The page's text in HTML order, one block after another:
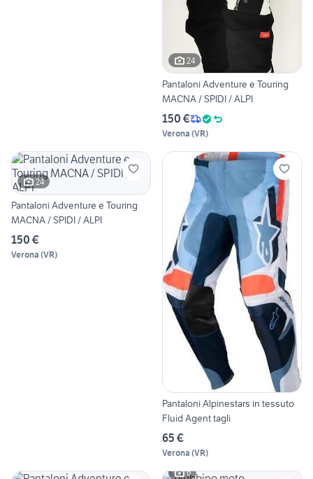
24
Pantaloni Adventure e Touring
MACNA / SPIDI / ALPI
150 €
Verona (VR)
24
Pantaloni Adventure e Touring
MACNA / SPIDI / ALPI
150 €
Verona (VR)
Pantaloni Alpinestars in tessuto
Fluid Agent tagli
65 €
Verona (VR)
6